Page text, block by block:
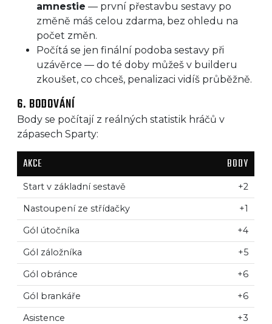
amnestie — první přestavbu sestavy po
změně máš celou zdarma, bez ohledu na
počet změn.
Počítá se jen finální podoba sestavy při
uzávěrce — do té doby můžeš v builderu
zkoušet, co chceš, penalizaci vidíš průběžně.
6. BODOVÁNÍ
Body se počítají z reálných statistik hráčů v
zápasech Sparty:
AKCE BODY
Start v základní sestavě
+2
Nastoupení ze střídačky
+1
Gól útočníka
+4
Gól záložníka
+5
Gól obránce
+6
Gól brankáře
+6
Asistence
+3